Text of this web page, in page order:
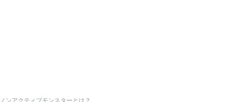
ノンアクティブモンスターとは？